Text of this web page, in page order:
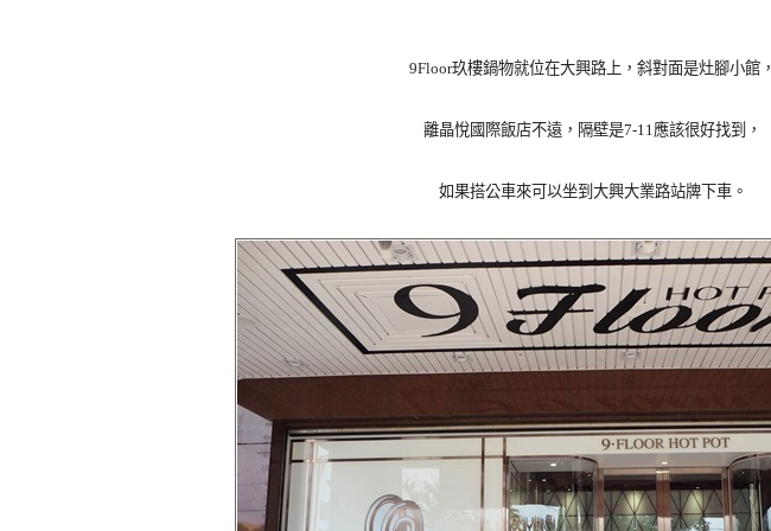
9Floor玖樓鍋物就位在大興路上，斜對面是灶腳小館，
離晶悅國際飯店不遠，隔壁是7-11應該很好找到，
如果搭公車來可以坐到大興大業路站牌下車。